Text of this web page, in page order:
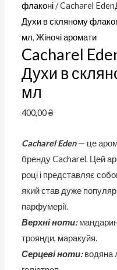
флаконі/ Cacharel
Духи в скляному
мл,Жіночі аромати
Cacharel
Духи в
мл
400,00₴
Cacharel Eden— це
бренду Cacharel. Цей
році і представляє
який став дуже
парфумерії.
Верхні ноти:
троянди, маракуйя.
Серцеві ноти:водяна